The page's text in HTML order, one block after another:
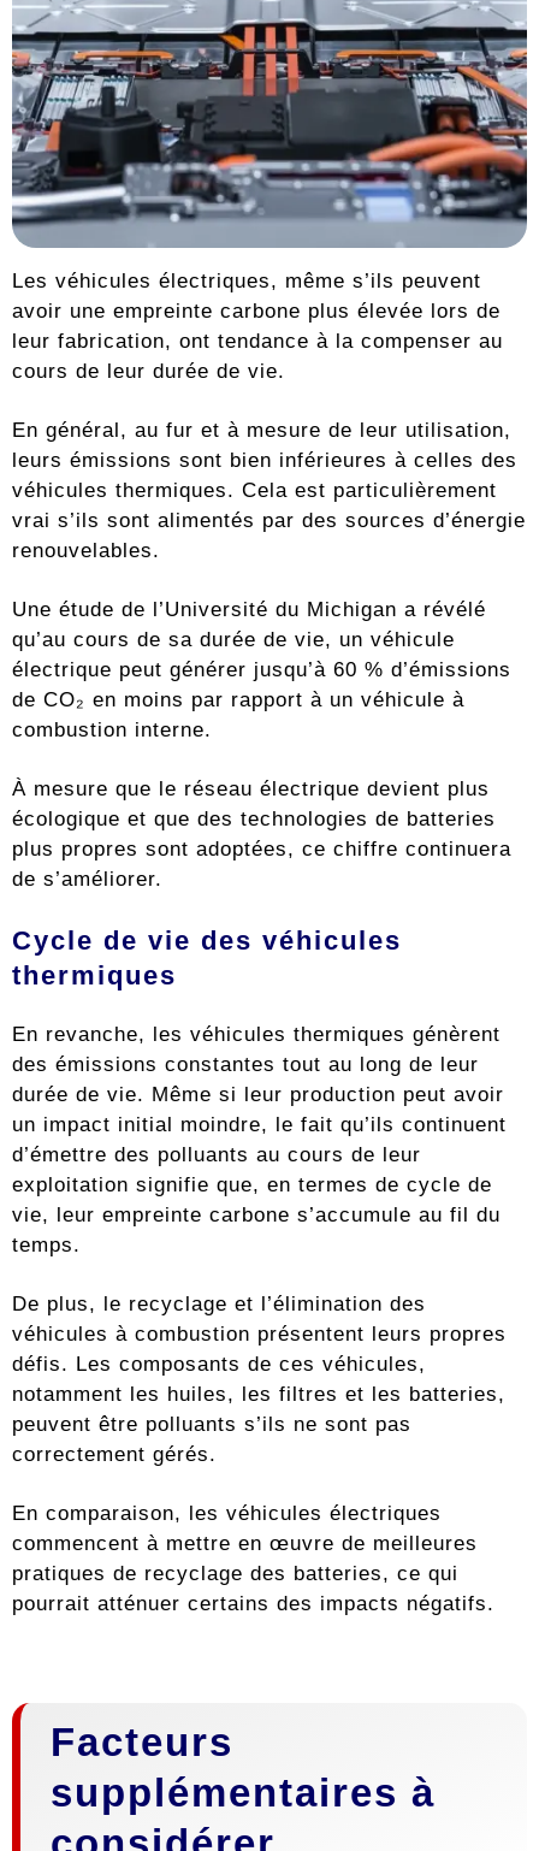
Les véhicules électriques, même s’ils peuvent
avoir une empreinte carbone plus élevée lors de
leur fabrication, ont tendance à la compenser au
cours de leur durée de vie.
En général, au fur et à mesure de leur utilisation,
leurs émissions sont bien inférieures à celles des
véhicules thermiques. Cela est particulièrement
vrai s’ils sont alimentés par des sources d’énergie
renouvelables.
Une étude de l’Université du Michigan a révélé
qu’au cours de sa durée de vie, un véhicule
électrique peut générer jusqu’à 60 % d’émissions
de CO₂ en moins par rapport à un véhicule à
combustion interne.
À mesure que le réseau électrique devient plus
écologique et que des technologies de batteries
plus propres sont adoptées, ce chiffre continuera
de s’améliorer.
Cycle de vie des véhicules
thermiques
En revanche, les véhicules thermiques génèrent
des émissions constantes tout au long de leur
durée de vie. Même si leur production peut avoir
un impact initial moindre, le fait qu’ils continuent
d’émettre des polluants au cours de leur
exploitation signifie que, en termes de cycle de
vie, leur empreinte carbone s’accumule au fil du
temps.
De plus, le recyclage et l’élimination des
véhicules à combustion présentent leurs propres
défis. Les composants de ces véhicules,
notamment les huiles, les filtres et les batteries,
peuvent être polluants s’ils ne sont pas
correctement gérés.
En comparaison, les véhicules électriques
commencent à mettre en œuvre de meilleures
pratiques de recyclage des batteries, ce qui
pourrait atténuer certains des impacts négatifs.
Facteurs
supplémentaires à